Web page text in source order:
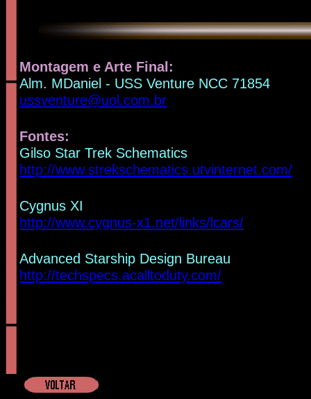
Montagem e Arte Final:
Alm. MDaniel - USS Venture NCC 71854
ussventure@uol.com.br
Fontes:
Gilso Star Trek Schematics
http://www.strekschematics.utvinternet.com/
Cygnus XI
http://www.cygnus-x1.net/links/lcars/
Advanced Starship Design Bureau
http://techspecs.acalltoduty.com/